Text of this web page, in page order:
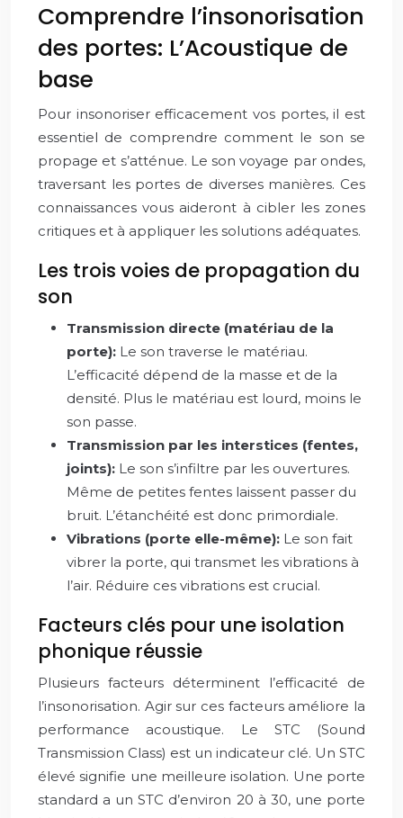
Comprendre l’insonorisation
des portes: L’Acoustique de
base
Pour insonoriser efficacement vos portes, il est
essentiel de comprendre comment le son se
propage et s’atténue. Le son voyage par ondes,
traversant les portes de diverses manières. Ces
connaissances vous aideront à cibler les zones
critiques et à appliquer les solutions adéquates.
Les trois voies de propagation du
son
Transmission directe (matériau de la
porte): Le son traverse le matériau.
L’efficacité dépend de la masse et de la
densité. Plus le matériau est lourd, moins le
son passe.
Transmission par les interstices (fentes,
joints): Le son s’infiltre par les ouvertures.
Même de petites fentes laissent passer du
bruit. L’étanchéité est donc primordiale.
Vibrations (porte elle-même): Le son fait
vibrer la porte, qui transmet les vibrations à
l’air. Réduire ces vibrations est crucial.
Facteurs clés pour une isolation
phonique réussie
Plusieurs facteurs déterminent l’efficacité de
l’insonorisation. Agir sur ces facteurs améliore la
performance acoustique. Le STC (Sound
Transmission Class) est un indicateur clé. Un STC
élevé signifie une meilleure isolation. Une porte
standard a un STC d’environ 20 à 30, une porte